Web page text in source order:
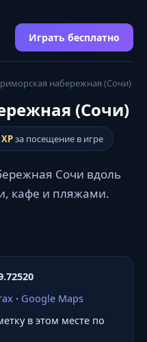
Играть бесплатно
набережная (Сочи)
(Сочи)
за посещение в игре
Сочи вдоль
кафе и пляжами.
· Google Maps
в этом месте по